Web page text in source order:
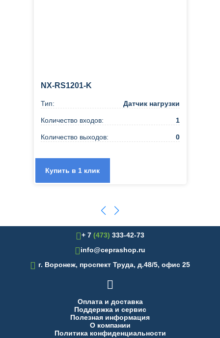
NX-RS1201-K
Тип: Датчик нагрузки
Количество входов: 1
Количество выходов: 0
Купить в 1 клик
+ 7 (473) 333-42-73
info@ceprashop.ru
 г. Воронеж, проспект Труда, д.48/5, офис 25

Оплата и доставка
Поддержка и сервис
Полезная информация
О компании
Политика конфиденциальности